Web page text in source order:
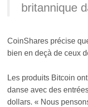
britannique
CoinShares précise
bien en deçà de ceux
Les produits Bitcoin
danse avec des
dollars. « Nous